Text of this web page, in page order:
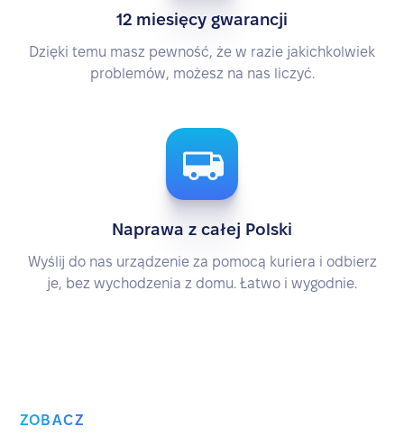
12 miesięcy gwarancji
Dzięki temu masz pewność, że w razie jakichkolwiek
problemów, możesz na nas liczyć.
Naprawa z całej Polski
Wyślij do nas urządzenie za pomocą kuriera i odbierz
je, bez wychodzenia z domu. Łatwo i wygodnie.
ZOBACZ